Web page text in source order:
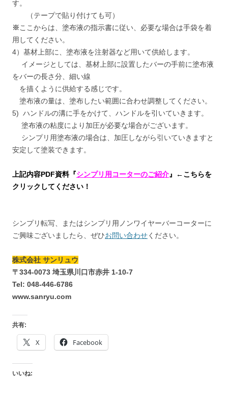
す。
（テープで貼り付けても可）
※ここからは、塗布液の指示書に従い、必要な場合は手袋を着
用してください。
4）基材上部に、塗布液を注射器など用いて供給します。
イメージとしては、基材上部に設置したバーの手前に塗布液
をバーの長さ分、細い線
を描くように供給する感じです。
塗布液の量は、塗布したい範囲に合わせ調整してください。
5) ハンドルの溝に手をかけて、ハンドルを引いていきます。
塗布液の粘度により加圧が必要な場合がございます。
シンプリ用塗布液の場合は、加圧しながら引いていきますと
安定して塗装できます。
上記内容PDF資料『シンプリ用コーターのご紹介』←こちらを
クリックしてください！
シンプリ転写、またはシンプリ用ノンワイヤーバーコーターに
ご興味ございましたら、ぜひお問い合わせください。
株式会社 サンリュウ
〒334-0073 埼玉県川口市赤井 1-10-7
Tel: 048-446-6786
www.sanryu.com
共有:
X Facebook
いいね: